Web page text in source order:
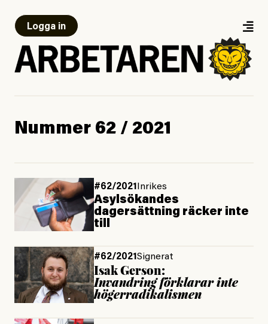
Logga in
Nummer 62 / 2021
#62/2021 Inrikes
Asylsökandes
dagersättning räcker inte
till
#62/2021Signerat
Isak Gerson:
Invandring förklarar inte
högerradikalismen